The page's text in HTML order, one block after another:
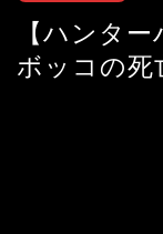
【ハンタ
ボッコの死